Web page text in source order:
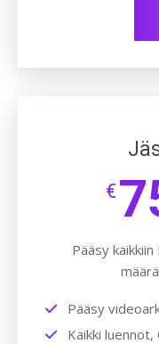
€
Pääsy
Pääsy
Kaikki